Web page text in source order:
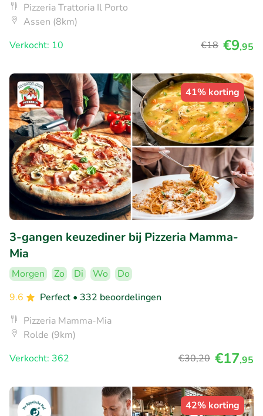
Pizzeria Trattoria Il Porto
Assen (8km)
Verkocht: 10
€18 €9,95
41% korting
3-gangen keuzediner bij Pizzeria Mamma-
Mia
Morgen Zo Di Wo
Do
9.6
Perfect • 332 beoordelingen
Pizzeria Mamma-Mia
Rolde (9km)
Verkocht: 362
€30,20 €17,95
42% korting